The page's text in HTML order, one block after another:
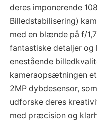
deres imponerende
Billedstabilisering)
med en blænde på f/
fantastiske detaljer og
enestående
kameraopsætningen
2MP dybdesensor,
udforske deres
med præcision og